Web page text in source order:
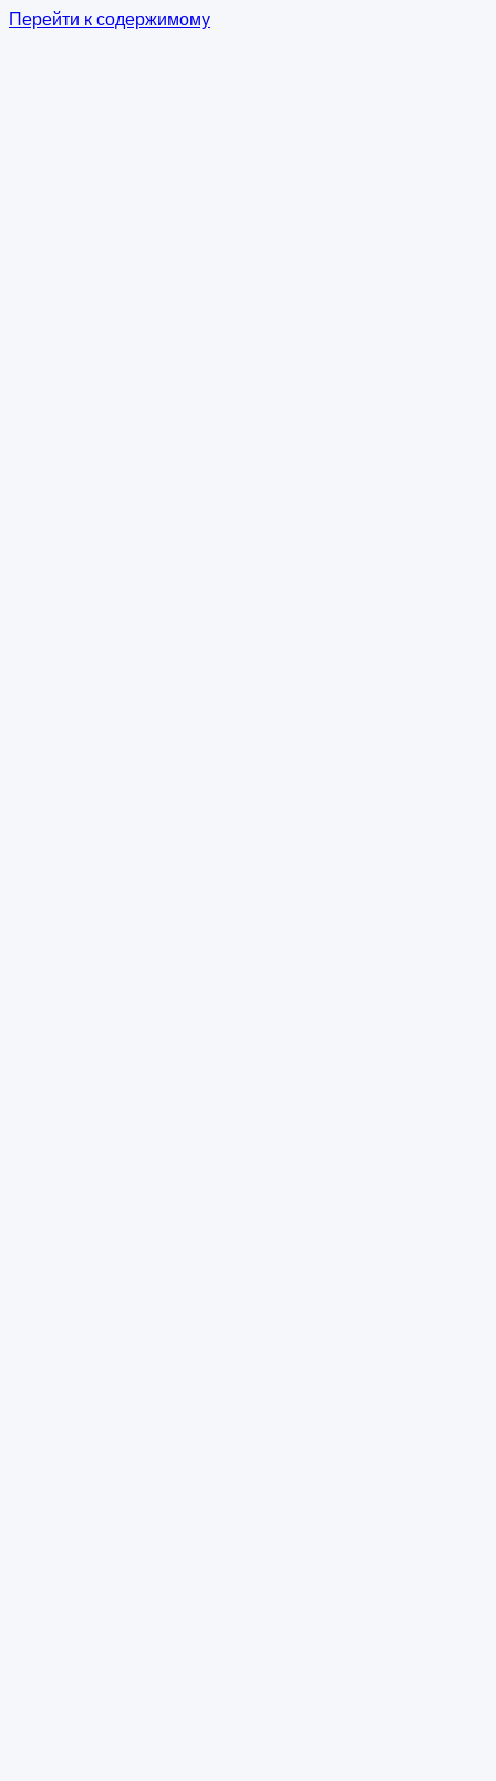
Перейти к содержимому